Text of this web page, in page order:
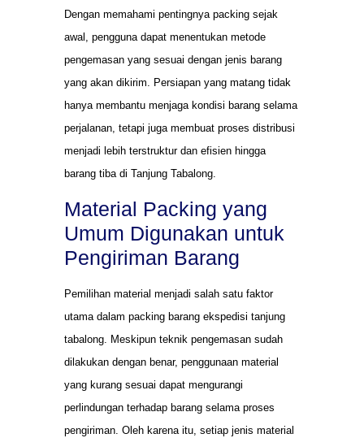
Dengan memahami pentingnya packing sejak
awal, pengguna dapat menentukan metode
pengemasan yang sesuai dengan jenis barang
yang akan dikirim. Persiapan yang matang tidak
hanya membantu menjaga kondisi barang selama
perjalanan, tetapi juga membuat proses distribusi
menjadi lebih terstruktur dan efisien hingga
barang tiba di Tanjung Tabalong.
Material Packing yang
Umum Digunakan untuk
Pengiriman Barang
Pemilihan material menjadi salah satu faktor
utama dalam packing barang ekspedisi tanjung
tabalong. Meskipun teknik pengemasan sudah
dilakukan dengan benar, penggunaan material
yang kurang sesuai dapat mengurangi
perlindungan terhadap barang selama proses
pengiriman. Oleh karena itu, setiap jenis material